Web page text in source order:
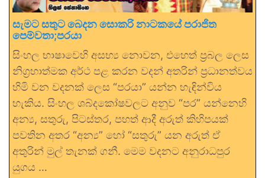
සැමට සතුට බෙදන සොකරි නාටකයේ පරාජිත
පෙම්වතා;පරයා
සිංහල භාෂාවෙහි අසභ්‍ය නොවන, එහෙත් ප්‍රබල ලෙස
නිග්‍රහාත්මක අර්ථ පළ කරන වදන් අතරින් ප්‍රධානත්වය
හිමි වන වදනක් ලෙස “පරයා” යන්න හැඳින්විය
හැකිය. සිංහල ශබ්දකෝෂවලට අනුව “පර” යන්නෙහි
අන්‍ය, සතුරු, පිටස්තර, පහත් ආදී අරුත් කිහිපයක්
පවතින අතර “අන්‍ය” හෝ “සතුරු” යන අරුත් ඒ
අතුරින් මුල් තැනක් ගනී. මෙම වදනට අනුරාධපුර
යුගය …